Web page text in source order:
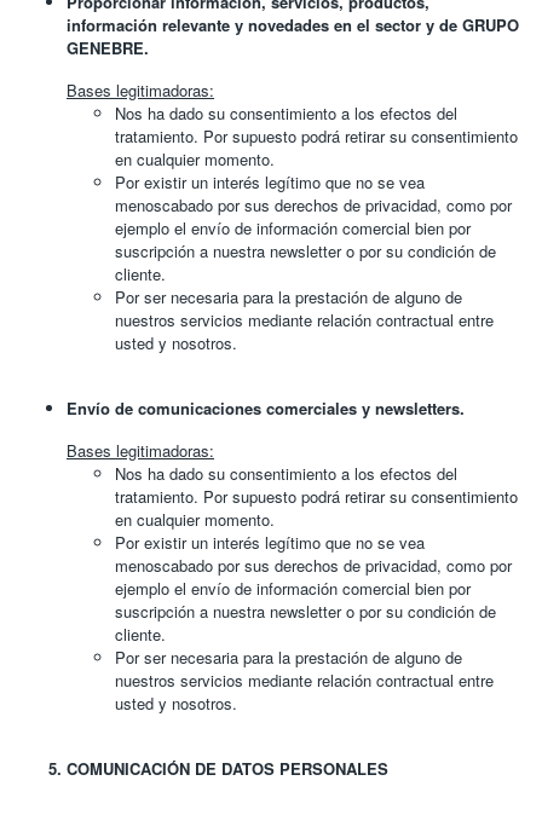
información relevante y novedades en el sector y de GRUPO
GENEBRE.
Bases legitimadoras:
Nos ha dado su consentimiento a los efectos del
tratamiento. Por supuesto podrá retirar su consentimiento
en cualquier momento.
Por existir un interés legítimo que no se vea
menoscabado por sus derechos de privacidad, como por
ejemplo el envío de información comercial bien por
suscripción a nuestra newsletter o por su condición de
cliente.
Por ser necesaria para la prestación de alguno de
nuestros servicios mediante relación contractual entre
usted y nosotros.
Envío de comunicaciones comerciales y newsletters.
Bases legitimadoras:
Nos ha dado su consentimiento a los efectos del
tratamiento. Por supuesto podrá retirar su consentimiento
en cualquier momento.
Por existir un interés legítimo que no se vea
menoscabado por sus derechos de privacidad, como por
ejemplo el envío de información comercial bien por
suscripción a nuestra newsletter o por su condición de
cliente.
Por ser necesaria para la prestación de alguno de
nuestros servicios mediante relación contractual entre
usted y nosotros.
COMUNICACIÓN DE DATOS PERSONALES